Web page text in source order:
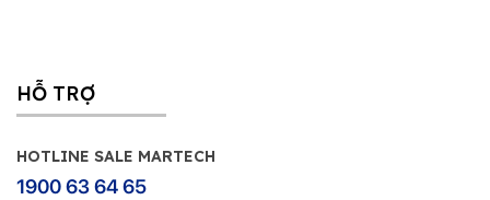
HỖ TRỢ
HOTLINE SALE MARTECH
1900 63 64 65